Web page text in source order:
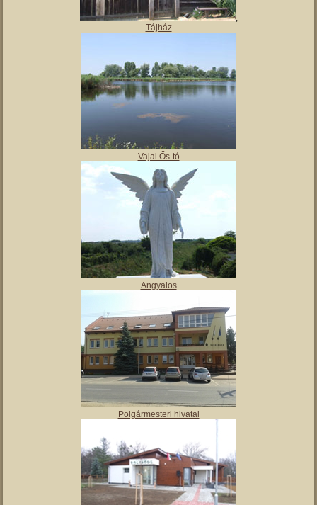
,
Tájház
Vajai Ős-tó
Angyalos
Polgármesteri hivatal